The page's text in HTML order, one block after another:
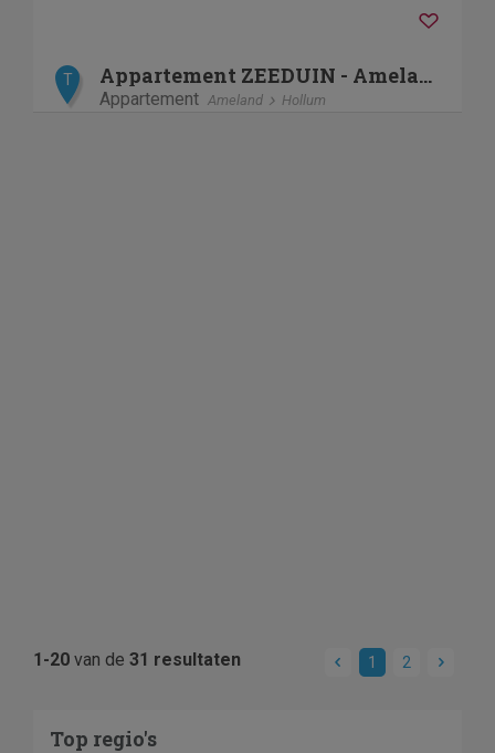
T Appartement ZEEDUIN - Amelander Kaap met ZWEMBAD
Appartement Ameland Hollum
1-20 van de 31 resultaten 1 2
Top regio's